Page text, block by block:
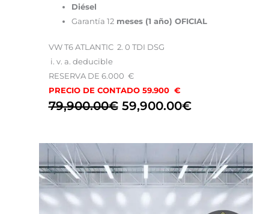
Diésel
Garantía 12meses (1 año) OFICIAL
VW T6 ATLANTIC 2. 0 TDI DSG
i. v. a. deducible
RESERVA DE 6.000 €
PRECIO DE CONTADO 59.900 €
79,900.00€ 59,900.00€
precio
original
era:
El
precio
actual
es: